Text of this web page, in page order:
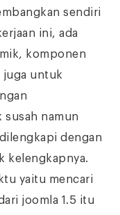
sendiri
ini, ada
komponen
juga untuk
susah namun
dengan
kelengkapnya.
yaitu mencari
joomla 1.5 itu